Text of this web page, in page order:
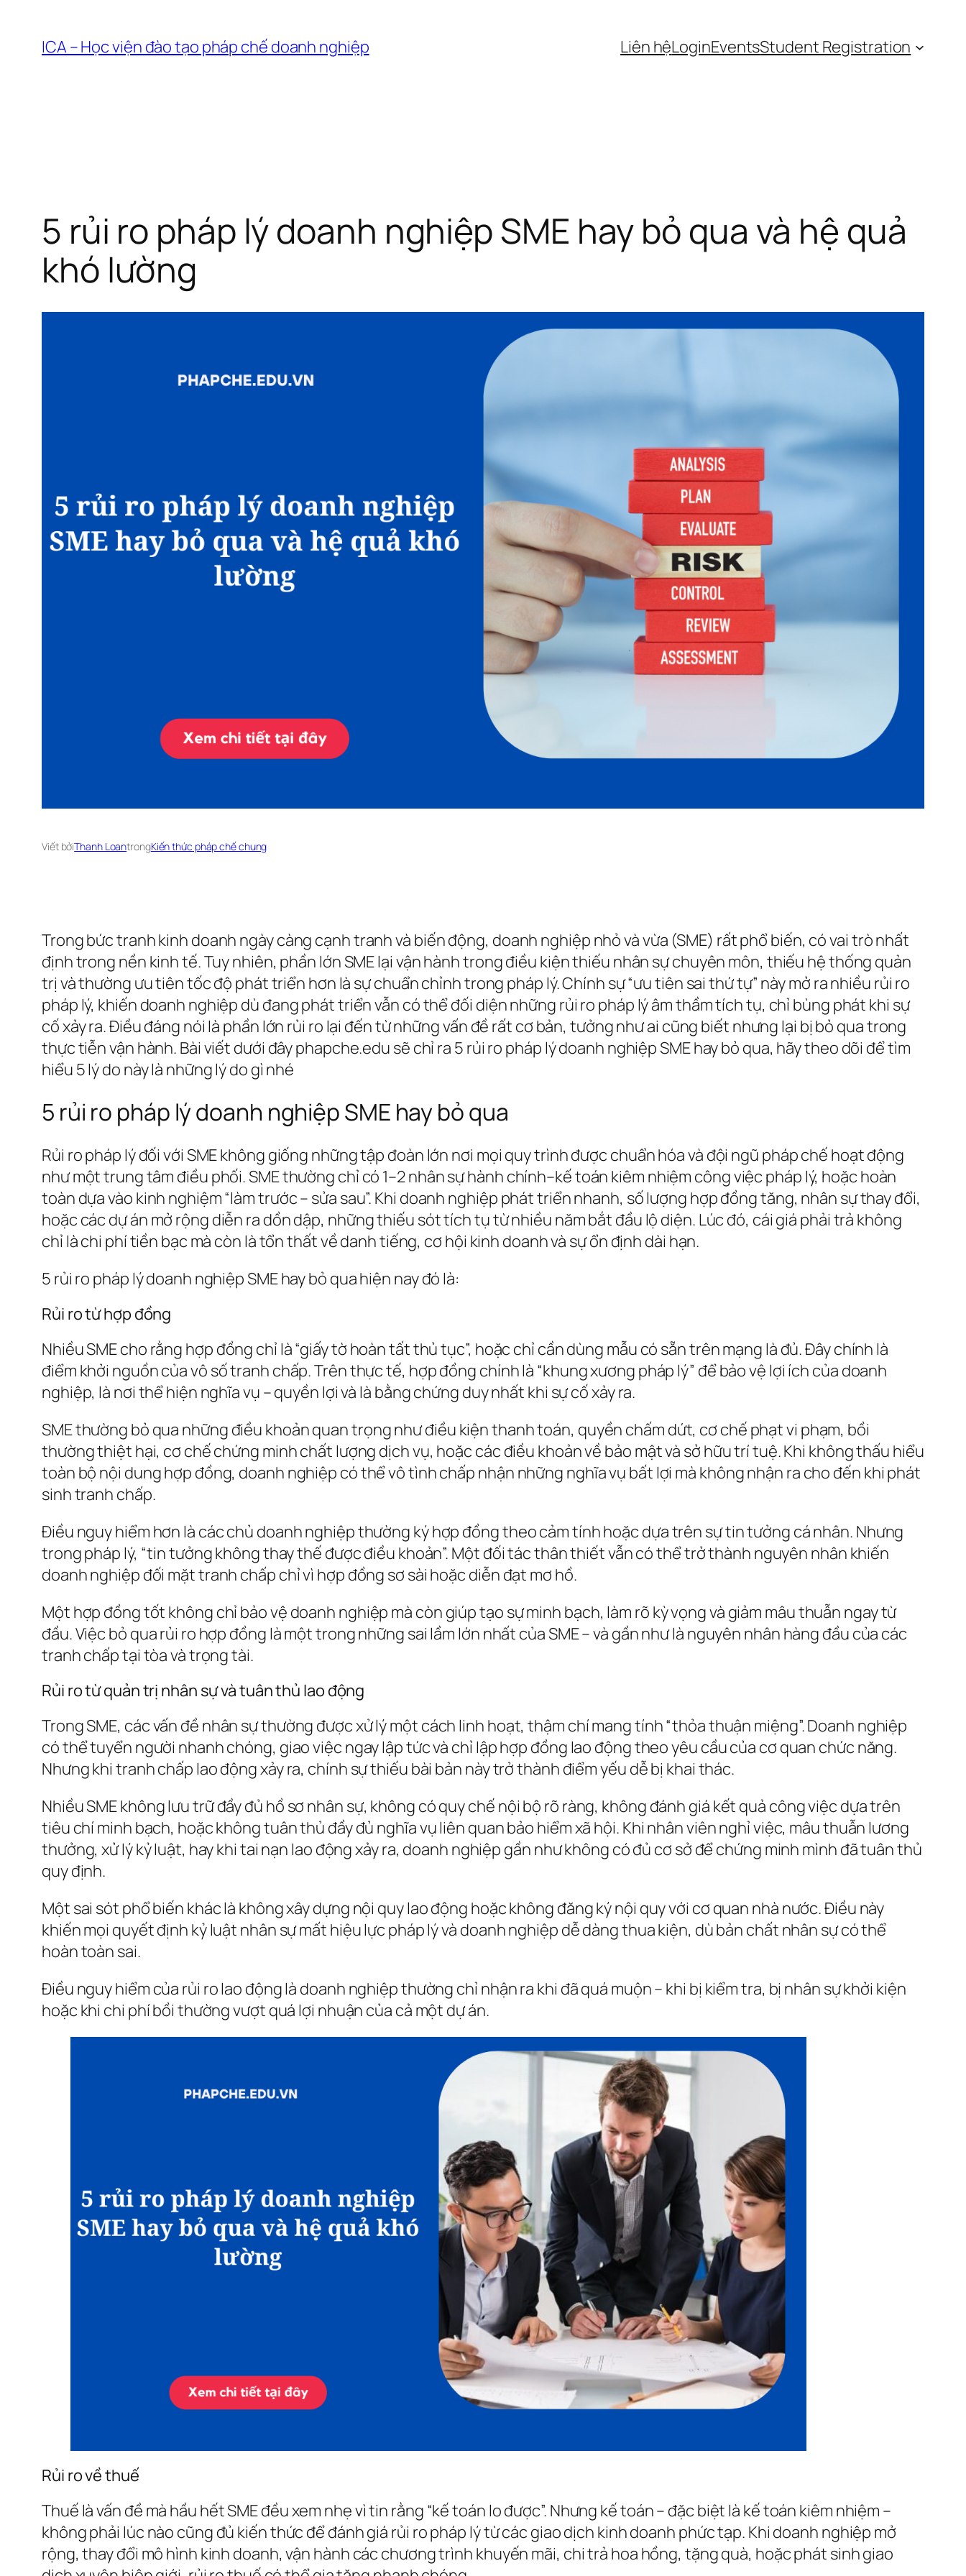
ICA – Học viện đào tạo pháp chế doanh nghiệp Liên hệLoginEventsStudent Registration
5 rủi ro pháp lý doanh nghiệp SME hay bỏ qua và hệ quả
khó lường
Viết bởiThanh LoantrongKiến thức pháp chế chung
Trong bức tranh kinh doanh ngày càng cạnh tranh và biến động, doanh nghiệp nhỏ và vừa (SME) rất phổ biến, có vai trò nhất
định trong nền kinh tế. Tuy nhiên, phần lớn SME lại vận hành trong điều kiện thiếu nhân sự chuyên môn, thiếu hệ thống quản
trị và thường ưu tiên tốc độ phát triển hơn là sự chuẩn chỉnh trong pháp lý. Chính sự “ưu tiên sai thứ tự” này mở ra nhiều rủi ro
pháp lý, khiến doanh nghiệp dù đang phát triển vẫn có thể đối diện những rủi ro pháp lý âm thầm tích tụ, chỉ bùng phát khi sự
cố xảy ra. Điều đáng nói là phần lớn rủi ro lại đến từ những vấn đề rất cơ bản, tưởng như ai cũng biết nhưng lại bị bỏ qua trong
thực tiễn vận hành. Bài viết dưới đây phapche.edu sẽ chỉ ra 5 rủi ro pháp lý doanh nghiệp SME hay bỏ qua, hãy theo dõi để tìm
hiểu 5 lý do này là những lý do gì nhé
5 rủi ro pháp lý doanh nghiệp SME hay bỏ qua
Rủi ro pháp lý đối với SME không giống những tập đoàn lớn nơi mọi quy trình được chuẩn hóa và đội ngũ pháp chế hoạt động
như một trung tâm điều phối. SME thường chỉ có 1–2 nhân sự hành chính–kế toán kiêm nhiệm công việc pháp lý, hoặc hoàn
toàn dựa vào kinh nghiệm “làm trước – sửa sau”. Khi doanh nghiệp phát triển nhanh, số lượng hợp đồng tăng, nhân sự thay đổi,
hoặc các dự án mở rộng diễn ra dồn dập, những thiếu sót tích tụ từ nhiều năm bắt đầu lộ diện. Lúc đó, cái giá phải trả không
chỉ là chi phí tiền bạc mà còn là tổn thất về danh tiếng, cơ hội kinh doanh và sự ổn định dài hạn.
5 rủi ro pháp lý doanh nghiệp SME hay bỏ qua hiện nay đó là:
Rủi ro từ hợp đồng
Nhiều SME cho rằng hợp đồng chỉ là “giấy tờ hoàn tất thủ tục”, hoặc chỉ cần dùng mẫu có sẵn trên mạng là đủ. Đây chính là
điểm khởi nguồn của vô số tranh chấp. Trên thực tế, hợp đồng chính là “khung xương pháp lý” để bảo vệ lợi ích của doanh
nghiệp, là nơi thể hiện nghĩa vụ – quyền lợi và là bằng chứng duy nhất khi sự cố xảy ra.
SME thường bỏ qua những điều khoản quan trọng như điều kiện thanh toán, quyền chấm dứt, cơ chế phạt vi phạm, bồi
thường thiệt hại, cơ chế chứng minh chất lượng dịch vụ, hoặc các điều khoản về bảo mật và sở hữu trí tuệ. Khi không thấu hiểu
toàn bộ nội dung hợp đồng, doanh nghiệp có thể vô tình chấp nhận những nghĩa vụ bất lợi mà không nhận ra cho đến khi phát
sinh tranh chấp.
Điều nguy hiểm hơn là các chủ doanh nghiệp thường ký hợp đồng theo cảm tính hoặc dựa trên sự tin tưởng cá nhân. Nhưng
trong pháp lý, “tin tưởng không thay thế được điều khoản”. Một đối tác thân thiết vẫn có thể trở thành nguyên nhân khiến
doanh nghiệp đối mặt tranh chấp chỉ vì hợp đồng sơ sài hoặc diễn đạt mơ hồ.
Một hợp đồng tốt không chỉ bảo vệ doanh nghiệp mà còn giúp tạo sự minh bạch, làm rõ kỳ vọng và giảm mâu thuẫn ngay từ
đầu. Việc bỏ qua rủi ro hợp đồng là một trong những sai lầm lớn nhất của SME – và gần như là nguyên nhân hàng đầu của các
tranh chấp tại tòa và trọng tài.
Rủi ro từ quản trị nhân sự và tuân thủ lao động
Trong SME, các vấn đề nhân sự thường được xử lý một cách linh hoạt, thậm chí mang tính “thỏa thuận miệng”. Doanh nghiệp
có thể tuyển người nhanh chóng, giao việc ngay lập tức và chỉ lập hợp đồng lao động theo yêu cầu của cơ quan chức năng.
Nhưng khi tranh chấp lao động xảy ra, chính sự thiếu bài bản này trở thành điểm yếu dễ bị khai thác.
Nhiều SME không lưu trữ đầy đủ hồ sơ nhân sự, không có quy chế nội bộ rõ ràng, không đánh giá kết quả công việc dựa trên
tiêu chí minh bạch, hoặc không tuân thủ đầy đủ nghĩa vụ liên quan bảo hiểm xã hội. Khi nhân viên nghỉ việc, mâu thuẫn lương
thưởng, xử lý kỷ luật, hay khi tai nạn lao động xảy ra, doanh nghiệp gần như không có đủ cơ sở để chứng minh mình đã tuân thủ
quy định.
Một sai sót phổ biến khác là không xây dựng nội quy lao động hoặc không đăng ký nội quy với cơ quan nhà nước. Điều này
khiến mọi quyết định kỷ luật nhân sự mất hiệu lực pháp lý và doanh nghiệp dễ dàng thua kiện, dù bản chất nhân sự có thể
hoàn toàn sai.
Điều nguy hiểm của rủi ro lao động là doanh nghiệp thường chỉ nhận ra khi đã quá muộn – khi bị kiểm tra, bị nhân sự khởi kiện
hoặc khi chi phí bồi thường vượt quá lợi nhuận của cả một dự án.
Rủi ro về thuế
Thuế là vấn đề mà hầu hết SME đều xem nhẹ vì tin rằng “kế toán lo được”. Nhưng kế toán – đặc biệt là kế toán kiêm nhiệm –
không phải lúc nào cũng đủ kiến thức để đánh giá rủi ro pháp lý từ các giao dịch kinh doanh phức tạp. Khi doanh nghiệp mở
rộng, thay đổi mô hình kinh doanh, vận hành các chương trình khuyến mãi, chi trả hoa hồng, tặng quà, hoặc phát sinh giao